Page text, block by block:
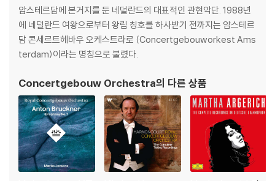
암스테르담에 본거지를 둔 네덜란드의 대표적인 관현악단. 1988년
에 네덜란드 여왕으로부터 왕립 칭호를 하사받기 전까지는 암스테르
담 콘세르트헤바우 오케스트라로 (Concertgebouworkest Ams
terdam)이라는 명칭으로 불렸다.
Concertgebouw Orchestra의 다른 상품